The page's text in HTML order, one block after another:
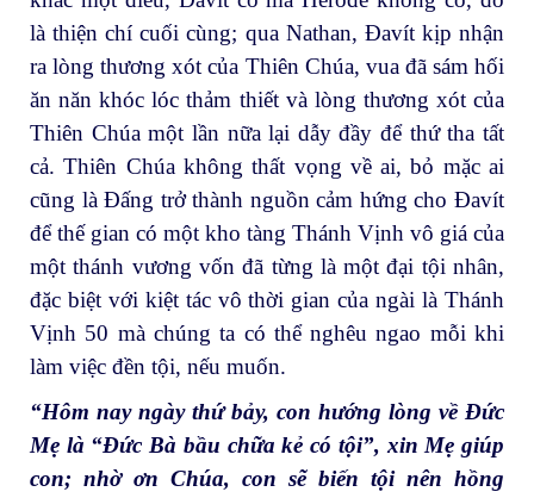
là thiện chí cuối cùng; qua Nathan, Đavít kịp nhận
ra lòng thương xót của Thiên Chúa, vua đã sám hối
ăn năn khóc lóc thảm thiết và lòng thương xót của
Thiên Chúa một lần nữa lại dẫy đầy để thứ tha tất
cả. Thiên Chúa không thất vọng về ai, bỏ mặc ai
cũng là Đấng trở thành nguồn cảm hứng cho Đavít
để thế gian có một kho tàng Thánh Vịnh vô giá của
một thánh vương vốn đã từng là một đại tội nhân,
đặc biệt với kiệt tác vô thời gian của ngài là Thánh
Vịnh 50 mà chúng ta có thể nghêu ngao mỗi khi
làm việc đền tội, nếu muốn.
“Hôm nay ngày thứ bảy, con hướng lòng về Đức
Mẹ là “Đức Bà bầu chữa kẻ có tội”, xin Mẹ giúp
con; nhờ ơn Chúa, con sẽ biến tội nên hồng